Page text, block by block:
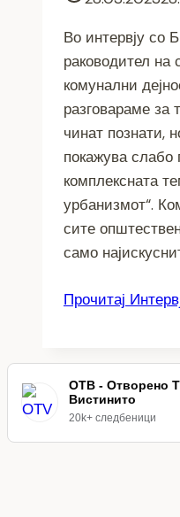
Во интервју со
раководител на
комунални
разговараме за
чинат познати,
покажува
комплексната
урбанизмот“.
сите
само
Прочитај
ОТВ - Отворено
Вистинито
20k+ следбеници